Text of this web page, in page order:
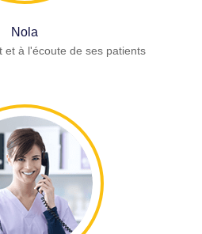
Nola
et à l'écoute de ses patients